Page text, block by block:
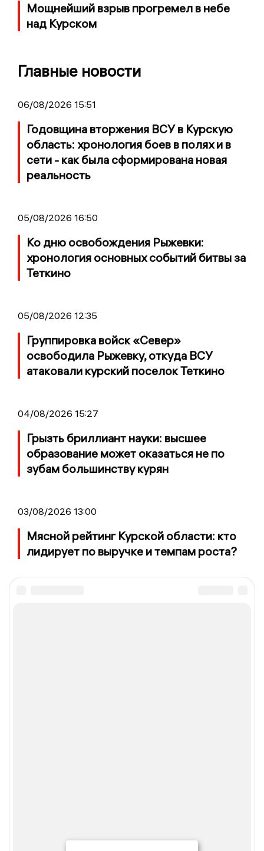
Мощнейший взрыв прогремел в небе
над Курском
Главные новости
06/08/2026 15:51
Годовщина вторжения ВСУ в Курскую
область: хронология боев в полях и в
сети - как была сформирована новая
реальность
05/08/2026 16:50
Ко дню освобождения Рыжевки:
хронология основных событий битвы за
Теткино
05/08/2026 12:35
Группировка войск «Север»
освободила Рыжевку, откуда ВСУ
атаковали курский поселок Теткино
04/08/2026 15:27
Грызть бриллиант науки: высшее
образование может оказаться не по
зубам большинству курян
03/08/2026 13:00
Мясной рейтинг Курской области: кто
лидирует по выручке и темпам роста?